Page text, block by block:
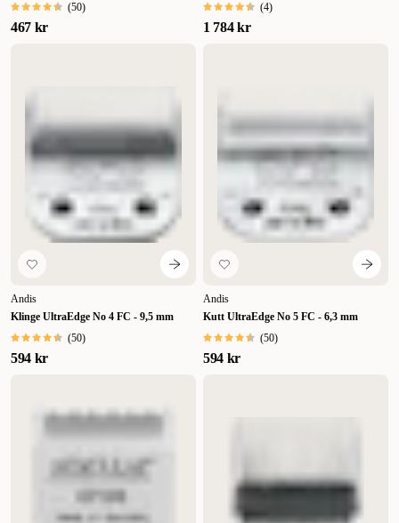
(50)
467 kr
(4)
1 784 kr
Andis
Klinge UltraEdge No 4 FC - 9,5 mm
(50)
594 kr
Andis
Kutt UltraEdge No 5 FC - 6,3 mm
(50)
594 kr